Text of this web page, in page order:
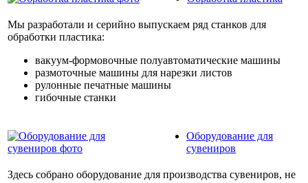
Мы разработали и серийно выпускаем ряд станков для
обработки пластика:
вакуум-формовочные полуавтоматические машины
размоточные машины для нарезки листов
рулонные печатные машины
гибочные станки
Оборудование для
сувениров
Здесь собрано оборудование для производства сувениров, не